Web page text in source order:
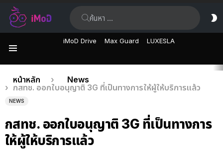
iMoD Drive Max Guard LUXESLA
เรื่อง
ล่าสุด
คุณอยู่ที่นี่:
หน้าหลัก
News
กสทช. ออกใบอนุญาติ 3G ที่เป็นทางการให้ผู้ให้บริการแล้ว
NEWS
กสทช. ออกใบอนุญาติ 3G ที่เป็นทางการ
ให้ผู้ให้บริการแล้ว